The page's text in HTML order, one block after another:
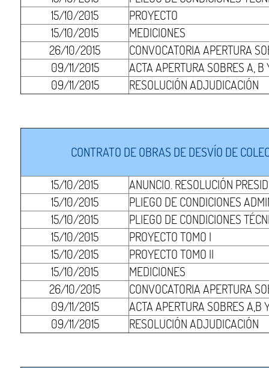
15/10/2015
PROYECTO
15/10/2015
MEDICIONES
26/10/2015
CONVOCATORIA APERTURA
09/11/2015
ACTA APERTURA SOBRES A, B
09/11/2015
RESOLUCIÓN ADJUDICACIÓN
CONTRATO DE OBRAS DE DESVÍO DE
15/10/2015
ANUNCIO. RESOLUCIÓN
15/10/2015
PLIEGO DE CONDICIONES
15/10/2015
PLIEGO DE CONDICIONES
15/10/2015
PROYECTO TOMO I
15/10/2015
PROYECTO TOMO II
15/10/2015
MEDICIONES
26/10/2015
CONVOCATORIA APERTURA
09/11/2015
ACTA APERTURA SOBRES A,B
09/11/2015
RESOLUCIÓN ADJUDICACIÓN